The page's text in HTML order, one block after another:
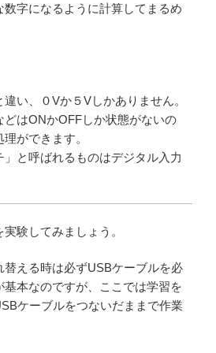
数字になるように計算してまるめ
い、０Vか５Vしかありません。
どはONかOFFしか状態がないの
ができます。
と呼ばれるものはデジタル入力
験してみましょう。
える時は必ずUSBケーブルを必
本なのですが、ここでは学習を
ケーブルをつないだままで作業